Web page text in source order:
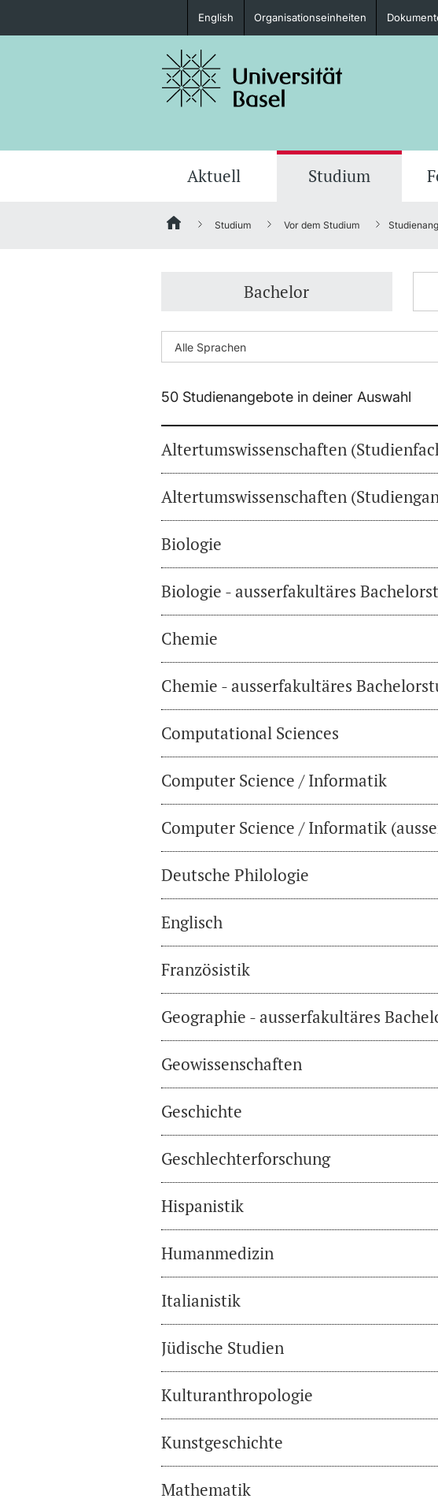
Studieninteressierte
Fördernde & Alumni
weitere Informationen
English Organisationseinheiten
Aktuell Studium
Studium Vor dem Studium
Bachelor
50 Studienangebote in deiner Auswahl
Altertumswissenschaften
Altertumswissenschaften
Biologie
Biologie - ausserfakultäres
Chemie
Chemie - ausserfakultäres
Computational Sciences
Computer Science / Informatik
Computer Science / Informatik
Deutsche Philologie
Englisch
Französistik
Geographie - ausserfakultäres
Geowissenschaften
Geschichte
Geschlechterforschung
Hispanistik
Humanmedizin
Italianistik
Jüdische Studien
Kulturanthropologie
Kunstgeschichte
Mathematik